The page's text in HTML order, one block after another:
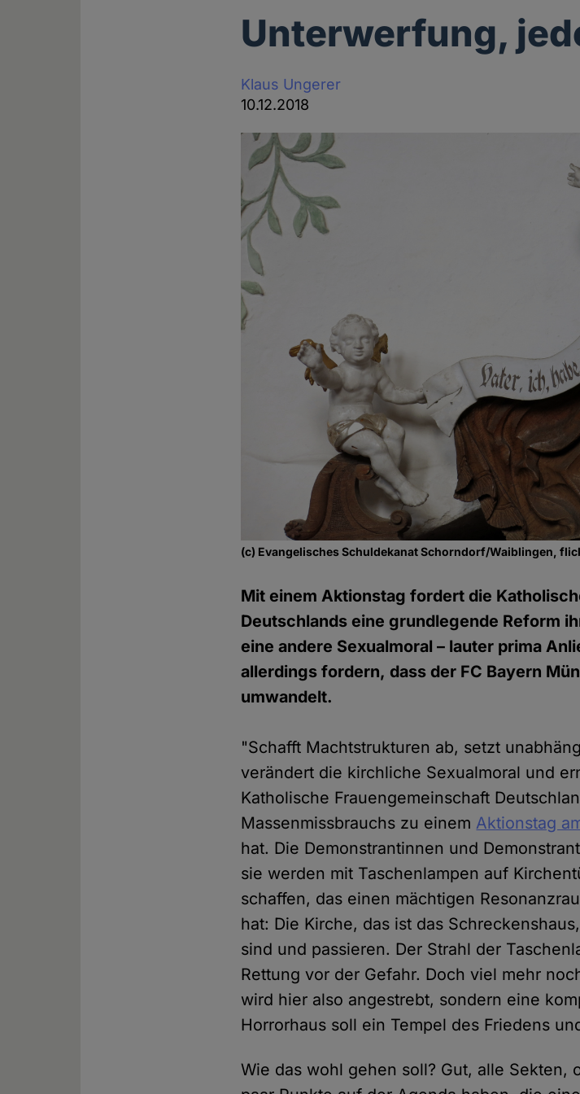
Unterwerfung,
Klaus Ungerer
10.12.2018
(c) Evangelisches Schuldekanat Schorndorf/Waiblingen,
Mit einem Aktionstag fordert die
Deutschlands eine grundlegende Reform
eine andere Sexualmoral – lauter prima
allerdings fordern, dass der FC Bayern
umwandelt.
"Schafft Machtstrukturen ab, setzt
verändert die kirchliche Sexualmoral und
Katholische Frauengemeinschaft
Massenmissbrauchs zu einemAktionstag
hat. Die Demonstrantinnen und
sie werden mit Taschenlampen auf
schaffen, das einen mächtigen
hat: Die Kirche, das ist das
sind und passieren. Der Strahl der
Rettung vor der Gefahr. Doch viel mehr
wird hier also angestrebt, sondern eine
Horrorhaus soll ein Tempel des Friedens
Wie das wohl gehen soll? Gut, alle Sekten,